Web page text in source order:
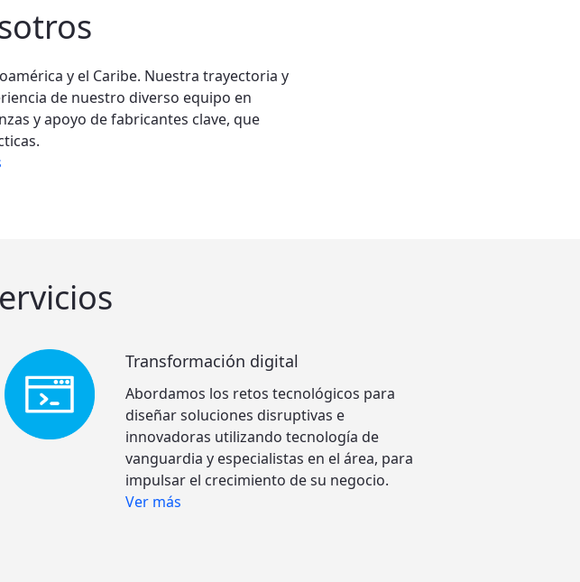
y el Caribe. Nuestra trayectoria y
de nuestro diverso equipo en
y apoyo de fabricantes clave, que
Transformación digital
Abordamos los retos tecnológicos para
diseñar soluciones disruptivas e
innovadoras utilizando tecnología de
vanguardia y especialistas en el área, para
impulsar el crecimiento de su negocio.
Ver más